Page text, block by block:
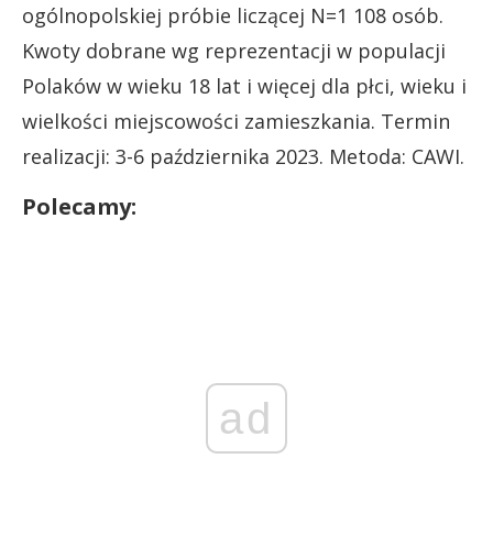
ogólnopolskiej próbie liczącej N=1 108 osób.
Kwoty dobrane wg reprezentacji w populacji
Polaków w wieku 18 lat i więcej dla płci, wieku i
wielkości miejscowości zamieszkania. Termin
realizacji: 3-6 października 2023. Metoda: CAWI.
Polecamy:
ad